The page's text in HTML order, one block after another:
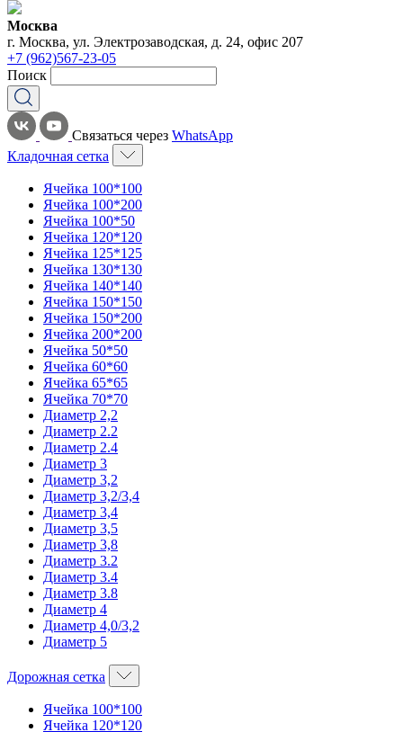
Москва
г. Москва, ул. Электрозаводская, д. 24, офис 207
+7 (962)567-23-05
Поиск
Связаться через WhatsApp
Кладочная сетка
Ячейка 100*100
Ячейка 100*200
Ячейка 100*50
Ячейка 120*120
Ячейка 125*125
Ячейка 130*130
Ячейка 140*140
Ячейка 150*150
Ячейка 150*200
Ячейка 200*200
Ячейка 50*50
Ячейка 60*60
Ячейка 65*65
Ячейка 70*70
Диаметр 2,2
Диаметр 2.2
Диаметр 2.4
Диаметр 3
Диаметр 3,2
Диаметр 3,2/3,4
Диаметр 3,4
Диаметр 3,5
Диаметр 3,8
Диаметр 3.2
Диаметр 3.4
Диаметр 3.8
Диаметр 4
Диаметр 4,0/3,2
Диаметр 5
Дорожная сетка
Ячейка 100*100
Ячейка 120*120